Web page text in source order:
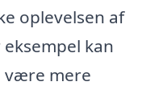
oplevelsen af
kan
være mere